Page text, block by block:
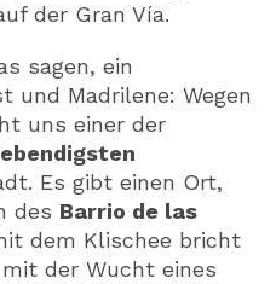
der Gran Vía.
sagen, ein
und Madrilene: Wegen
uns einer der
Es gibt einen Ort,
des Barrio de las
dem Klischee bricht
der Wucht eines